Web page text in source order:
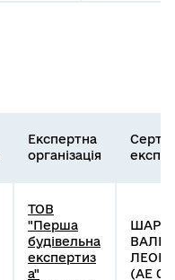
Експертна
організація
ТОВ
"Перша
будівельна
експертиз
а"
(АЕ